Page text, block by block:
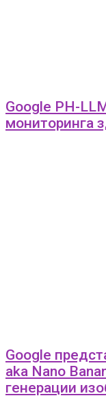
Google PH-
мониторинга
Google
aka Nano
генерации